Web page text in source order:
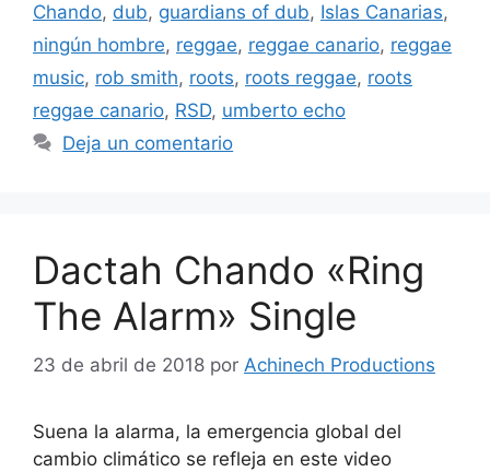
Chando, dub, guardians of dub, Islas Canarias,
ningún hombre, reggae, reggae canario, reggae
music, rob smith, roots, roots reggae, roots
reggae canario, RSD, umberto echo
Deja un comentario
Dactah Chando «Ring
The Alarm» Single
23 de abril de 2018 por Achinech Productions
Suena la alarma, la emergencia global del
cambio climático se refleja en este video